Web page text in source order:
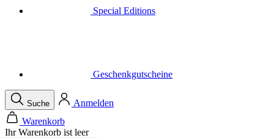
Special Editions
Geschenkgutscheine
Suche
Anmelden
Warenkorb
Ihr Warenkorb ist leer